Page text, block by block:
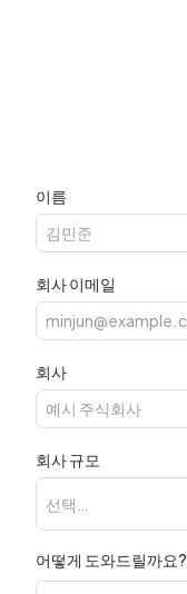
이름
회사 이메일
회사
회사 규모
선택…
어떻게 도와드릴까요?